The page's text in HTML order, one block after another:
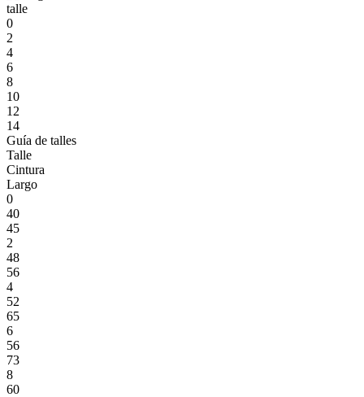
talle
0
2
4
6
8
10
12
14
Guía de talles
Talle
Cintura
Largo
0
40
45
2
48
56
4
52
65
6
56
73
8
60